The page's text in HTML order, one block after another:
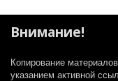
Внимание!
Копирование
указанием активной